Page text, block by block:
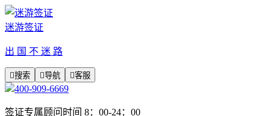
迷游签证
出 国 不 迷 路
搜索 导航 客服
400-909-6669
签证专属顾问时间 8：00-24：00